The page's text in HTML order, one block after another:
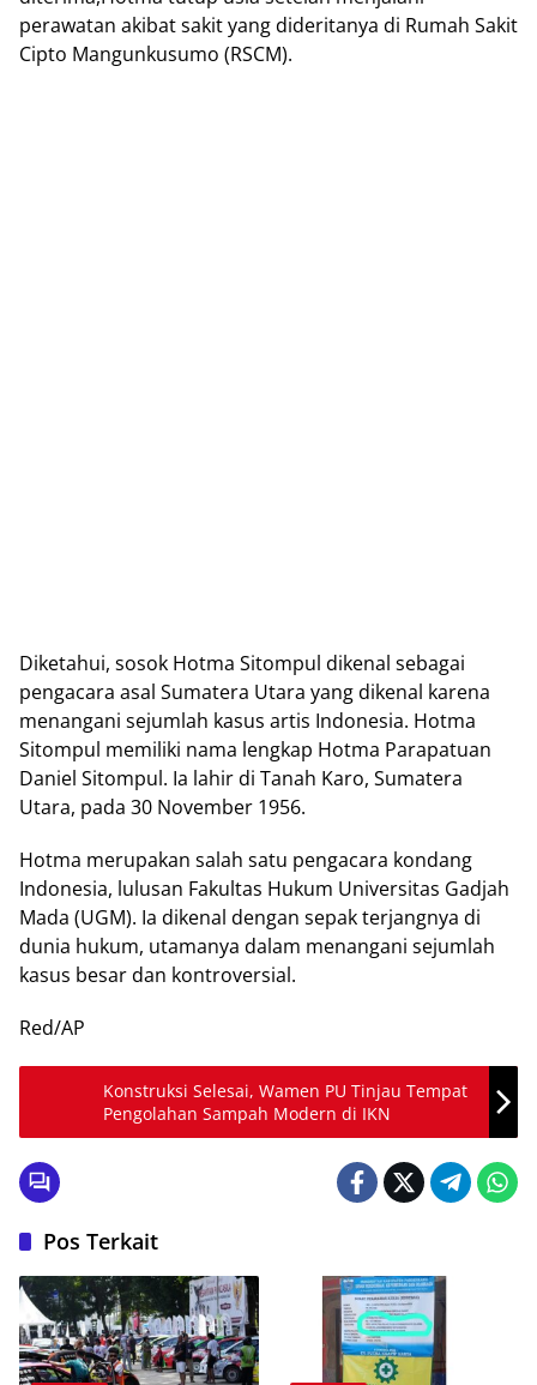
perawatan akibat sakit yang dideritanya di Rumah Sakit
Cipto Mangunkusumo (RSCM).
Diketahui, sosok Hotma Sitompul dikenal sebagai
pengacara asal Sumatera Utara yang dikenal karena
menangani sejumlah kasus artis Indonesia. Hotma
Sitompul memiliki nama lengkap Hotma Parapatuan
Daniel Sitompul. Ia lahir di Tanah Karo, Sumatera
Utara, pada 30 November 1956.
Hotma merupakan salah satu pengacara kondang
Indonesia, lulusan Fakultas Hukum Universitas Gadjah
Mada (UGM). Ia dikenal dengan sepak terjangnya di
dunia hukum, utamanya dalam menangani sejumlah
kasus besar dan kontroversial.
Red/AP
Konstruksi Selesai, Wamen PU Tinjau Tempat
Pengolahan Sampah Modern di IKN
Pos Terkait